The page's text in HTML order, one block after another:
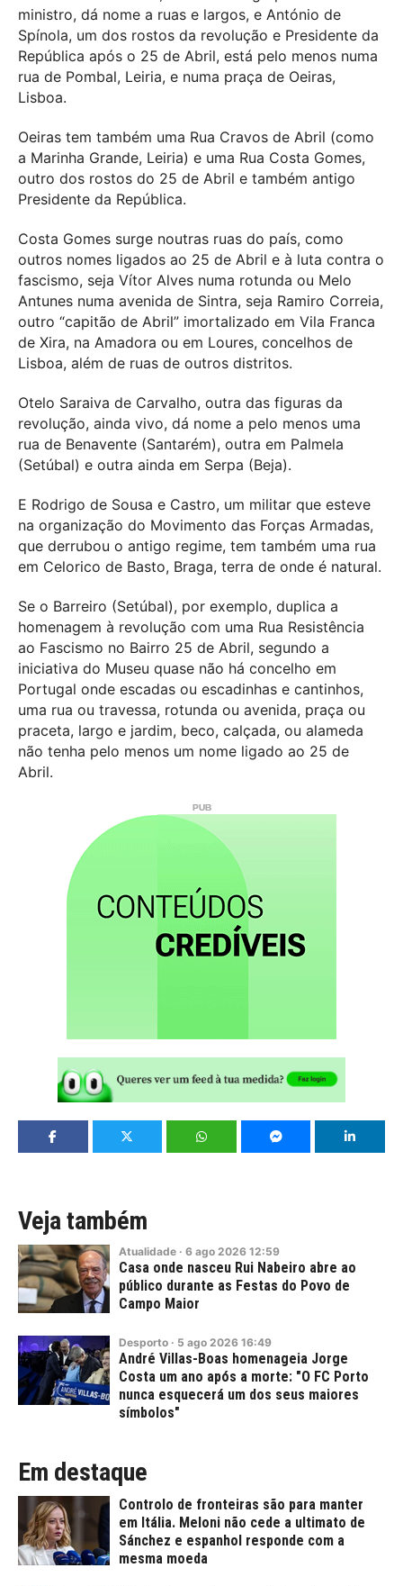
ministro, dá nome a ruas e largos, e António de
Spínola, um dos rostos da revolução e Presidente da
República após o 25 de Abril, está pelo menos numa
rua de Pombal, Leiria, e numa praça de Oeiras,
Lisboa.
Oeiras tem também uma Rua Cravos de Abril (como
a Marinha Grande, Leiria) e uma Rua Costa Gomes,
outro dos rostos do 25 de Abril e também antigo
Presidente da República.
Costa Gomes surge noutras ruas do país, como
outros nomes ligados ao 25 de Abril e à luta contra o
fascismo, seja Vítor Alves numa rotunda ou Melo
Antunes numa avenida de Sintra, seja Ramiro Correia,
outro “capitão de Abril” imortalizado em Vila Franca
de Xira, na Amadora ou em Loures, concelhos de
Lisboa, além de ruas de outros distritos.
Otelo Saraiva de Carvalho, outra das figuras da
revolução, ainda vivo, dá nome a pelo menos uma
rua de Benavente (Santarém), outra em Palmela
(Setúbal) e outra ainda em Serpa (Beja).
E Rodrigo de Sousa e Castro, um militar que esteve
na organização do Movimento das Forças Armadas,
que derrubou o antigo regime, tem também uma rua
em Celorico de Basto, Braga, terra de onde é natural.
Se o Barreiro (Setúbal), por exemplo, duplica a
homenagem à revolução com uma Rua Resistência
ao Fascismo no Bairro 25 de Abril, segundo a
iniciativa do Museu quase não há concelho em
Portugal onde escadas ou escadinhas e cantinhos,
uma rua ou travessa, rotunda ou avenida, praça ou
praceta, largo e jardim, beco, calçada, ou alameda
não tenha pelo menos um nome ligado ao 25 de
Abril.
Veja também
Atualidade · 6 ago 2026 12:59
Casa onde nasceu Rui Nabeiro abre ao
público durante as Festas do Povo de
Campo Maior
Desporto · 5 ago 2026 16:49
André Villas-Boas homenageia Jorge
Costa um ano após a morte: "O FC Porto
nunca esquecerá um dos seus maiores
símbolos"
Em destaque
Controlo de fronteiras são para manter
em Itália. Meloni não cede a ultimato de
Sánchez e espanhol responde com a
mesma moeda